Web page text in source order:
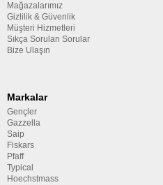
Mağazalarımız
Gizlilik & Güvenlik
Müşteri Hizmetleri
Sıkça Sorulan Sorular
Bize Ulaşın
Markalar
Gençler
Gazzella
Saip
Fiskars
Pfaff
Typical
Hoechstmass